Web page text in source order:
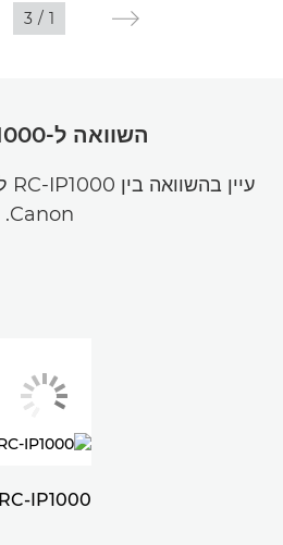
1
/
3
השוואה ל-RC-IP1000
Canon.
RC-IP1000